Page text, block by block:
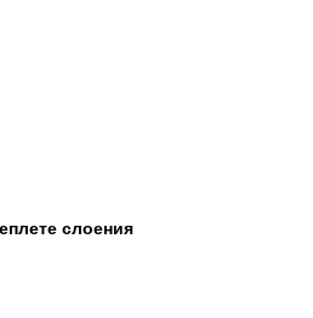
слоения